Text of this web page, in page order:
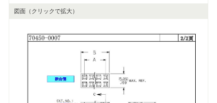
図面（クリックで拡大）